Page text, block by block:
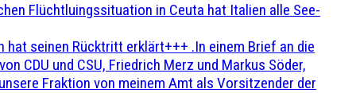
Flüchtluingssituation in Ceuta hat Italien alle See-
hat seinen Rücktritt erklärt+++ .In einem Brief an die
CDU und CSU, Friedrich Merz und Markus Söder,
Fraktion von meinem Amt als Vorsitzender der